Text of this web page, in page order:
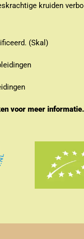
kruiden
(Skal)
voor meer